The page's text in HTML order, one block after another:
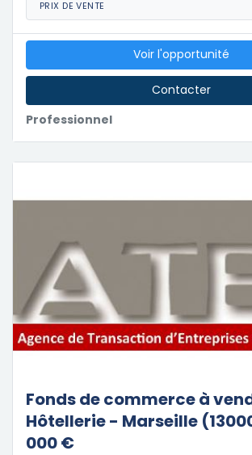
PRIX DE VENTE
Professionnel
Voir l'opportunité
Contacter
Fonds de commerce à
Hôtellerie - Marseille
000 €